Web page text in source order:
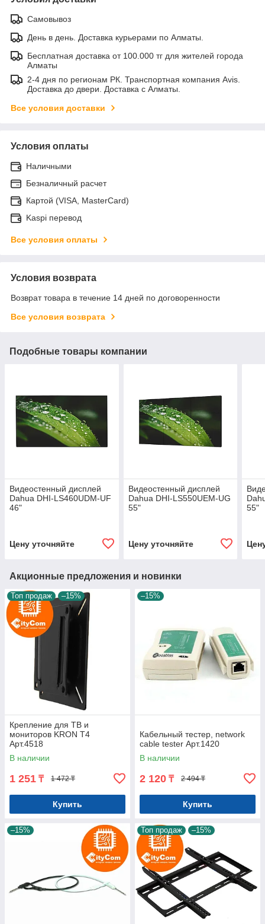
Самовывоз
День в день. Доставка курьерами по Алматы.
Бесплатная доставка от 100.000 тг для жителей города
Алматы
2-4 дня по регионам РК. Транспортная компания Avis.
Доставка до двери. Доставка с Алматы.
Все условия доставки
Условия оплаты
Наличными
Безналичный расчет
Картой (VISA, MasterCard)
Kaspi перевод
Все условия оплаты
Условия возврата
Возврат товара в течение 14 дней по договоренности
Все условия возврата
Подобные товары компании
Видеостенный дисплей
Dahua DHI-LS460UDM-UF
46"
Цену уточняйте
Видеостенный дисплей
Dahua DHI-LS550UEM-UG
55"
Цену уточняйте
55"
Акционные предложения и новинки
Топ продаж –15%
Крепление для ТВ и
мониторов KRON T4
Арт.4518
В наличии
1 251 ₸ 1 472 ₸
Купить
–15%
Кабельный тестер, network
cable tester Арт.1420
В наличии
2 120 ₸ 2 494 ₸
Купить
–15% Топ продаж –15%